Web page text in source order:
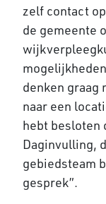
zelf contact
de gemeente
denken graag
naar een
hebt besloten
Daginvulling,
gebiedsteam
gesprek”.